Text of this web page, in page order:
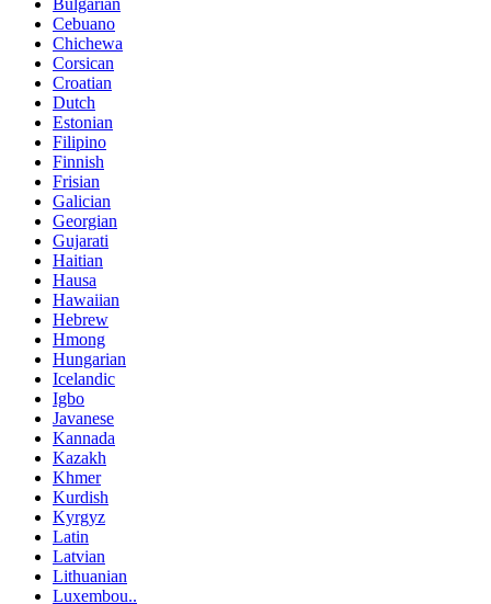
Cebuano
Chichewa
Corsican
Croatian
Dutch
Estonian
Filipino
Finnish
Frisian
Galician
Georgian
Gujarati
Haitian
Hausa
Hawaiian
Hebrew
Hmong
Hungarian
Icelandic
Igbo
Javanese
Kannada
Kazakh
Khmer
Kurdish
Kyrgyz
Latin
Latvian
Lithuanian
Luxembou..